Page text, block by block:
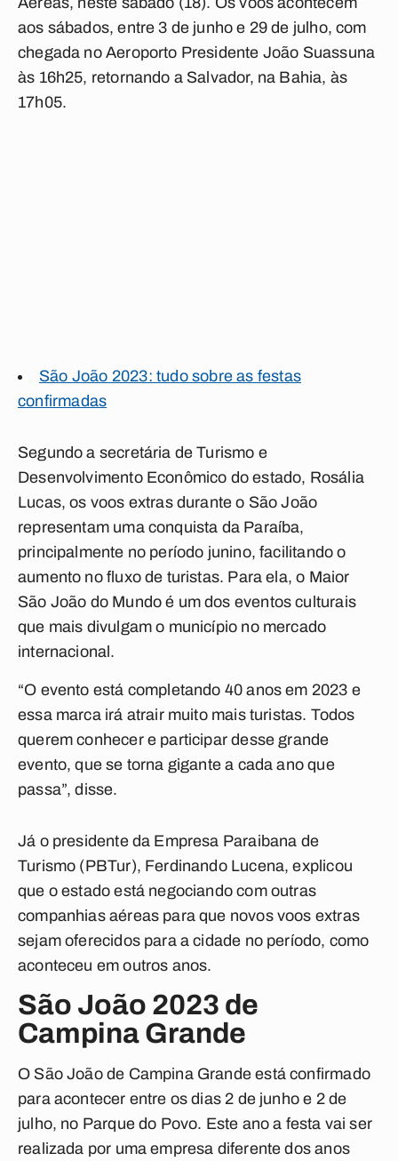
aos sábados, entre 3 de junho e 29 de julho, com
chegada no Aeroporto Presidente João Suassuna
às 16h25, retornando a Salvador, na Bahia, às
17h05.
São João 2023: tudo sobre as festas
confirmadas
Segundo a secretária de Turismo e
Desenvolvimento Econômico do estado, Rosália
Lucas, os voos extras durante o São João
representam uma conquista da Paraíba,
principalmente no período junino, facilitando o
aumento no fluxo de turistas. Para ela, o Maior
São João do Mundo é um dos eventos culturais
que mais divulgam o município no mercado
internacional.
“O evento está completando 40 anos em 2023 e
essa marca irá atrair muito mais turistas. Todos
querem conhecer e participar desse grande
evento, que se torna gigante a cada ano que
passa”, disse.
Já o presidente da Empresa Paraibana de
Turismo (PBTur), Ferdinando Lucena, explicou
que o estado está negociando com outras
companhias aéreas para que novos voos extras
sejam oferecidos para a cidade no período, como
aconteceu em outros anos.
São João 2023 de
Campina Grande
O São João de Campina Grande está confirmado
para acontecer entre os dias 2 de junho e 2 de
julho, no Parque do Povo. Este ano a festa vai ser
realizada por uma empresa diferente dos anos